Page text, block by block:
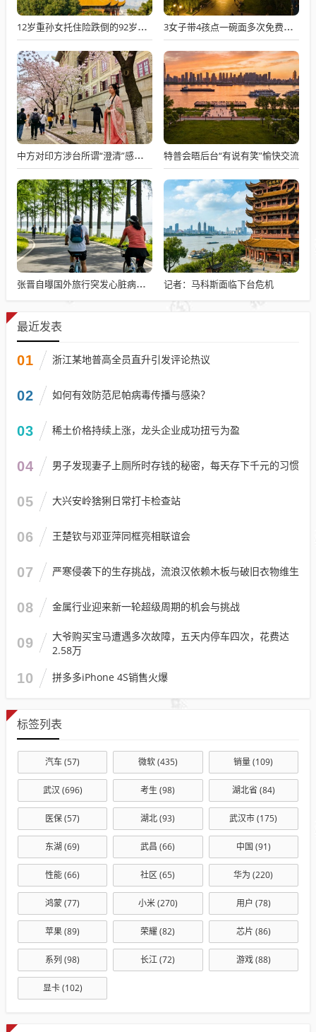
12岁重孙女托住险跌倒的92岁太爷爷 3女子带4孩点一碗面多次免费续面
中方对印方涉台所谓“澄清”感到意外 特普会晤后台“有说有笑”愉快交流
张晋自曝国外旅行突发心脏病险丧命 记者：马科斯面临下台危机
最近发表
01 浙江某地普高全员直升引发评论热议
02 如何有效防范尼帕病毒传播与感染？
03 稀土价格持续上涨，龙头企业成功扭亏为盈
04 男子发现妻子上厕所时存钱的秘密，每天存下千元的习惯
05 大兴安岭猞猁日常打卡检查站
06 王楚钦与邓亚萍同框亮相联谊会
07 严寒侵袭下的生存挑战，流浪汉依赖木板与破旧衣物维生
08 金属行业迎来新一轮超级周期的机会与挑战
09
大爷购买宝马遭遇多次故障，五天内停车四次，花费达
2.58万
10 拼多多iPhone 4S销售火爆
标签列表
汽车(57) 微软(435) 销量(109)
武汉 (696) 考生 (98) 湖北省 (84)
医保(57) 湖北(93) 武汉市(175)
东湖 (69) 武昌 (66) 中国 (91)
性能(66) 社区 (65) 华为 (220)
鸿蒙(77) 小米(270) 用户 (78)
苹果(89) 荣耀(82) 芯片 (86)
系列 (98) 长江(72) 游戏(88)
显卡(102)